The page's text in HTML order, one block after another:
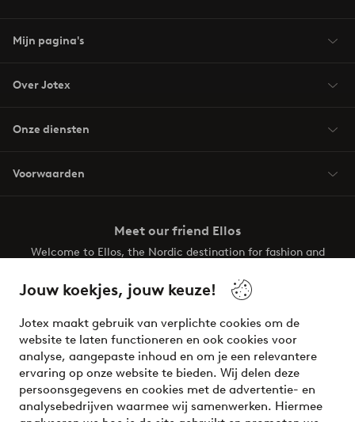
Jouw koekjes, jouw keuze!
Jotex maakt gebruik van verplichte cookies om de
website te laten functioneren en ook cookies voor
analyse, aangepaste inhoud en om je een relevantere
ervaring op onze website te bieden. Wij delen deze
persoonsgegevens en cookies met de advertentie- en
analysebedrijven waarmee wij samenwerken. Hiermee
Mijn pagina's
Over Jotex
Onze diensten
Voorwaarden
Meet our friend Ellos
Welcome to Ellos, the Nordic destination for fashion and
your wardrobe. Your next inspiring look is here!
Veilig betalen - Nu betalen of opsplitsen